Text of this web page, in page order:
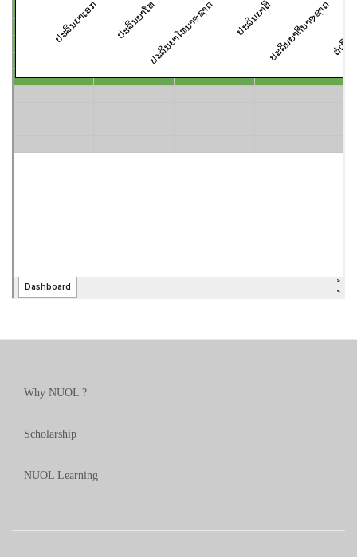
Why NUOL ?
Scholarship
NUOL Learning